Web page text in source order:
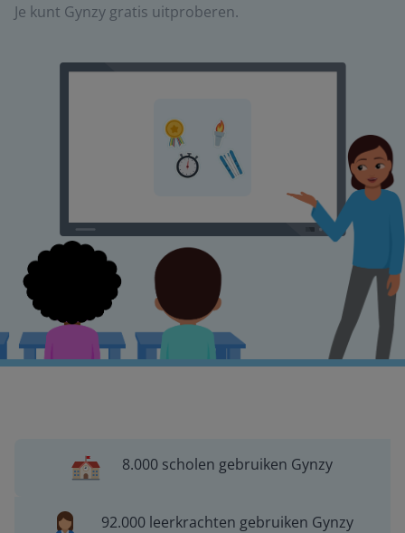
Je kunt Gynzy gratis uitproberen.
8.000 scholen gebruiken Gynzy
92.000 leerkrachten gebruiken Gynzy